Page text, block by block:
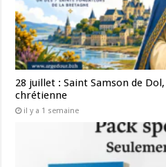
28 juillet : Saint Samson de
chrétienne
il y a 1 semaine